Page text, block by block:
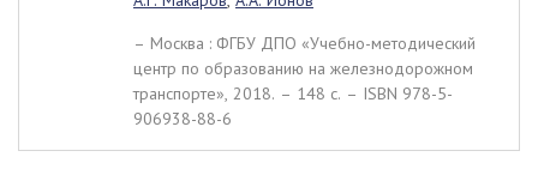
– Москва : ФГБУ ДПО «Учебно-методический
центр по образованию на железнодорожном
транспорте», 2018. – 148 c. – ISBN 978-5-
906938-88-6